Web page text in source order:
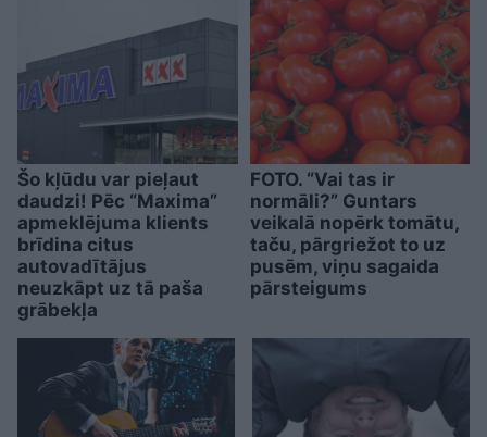
Šo kļūdu var pieļaut
daudzi! Pēc “Maxima”
apmeklējuma klients
brīdina citus
autovadītājus
neuzkāpt uz tā paša
grābekļa
FOTO. “Vai tas ir
normāli?” Guntars
veikalā nopērk tomātu,
taču, pārgriežot to uz
pusēm, viņu sagaida
pārsteigums